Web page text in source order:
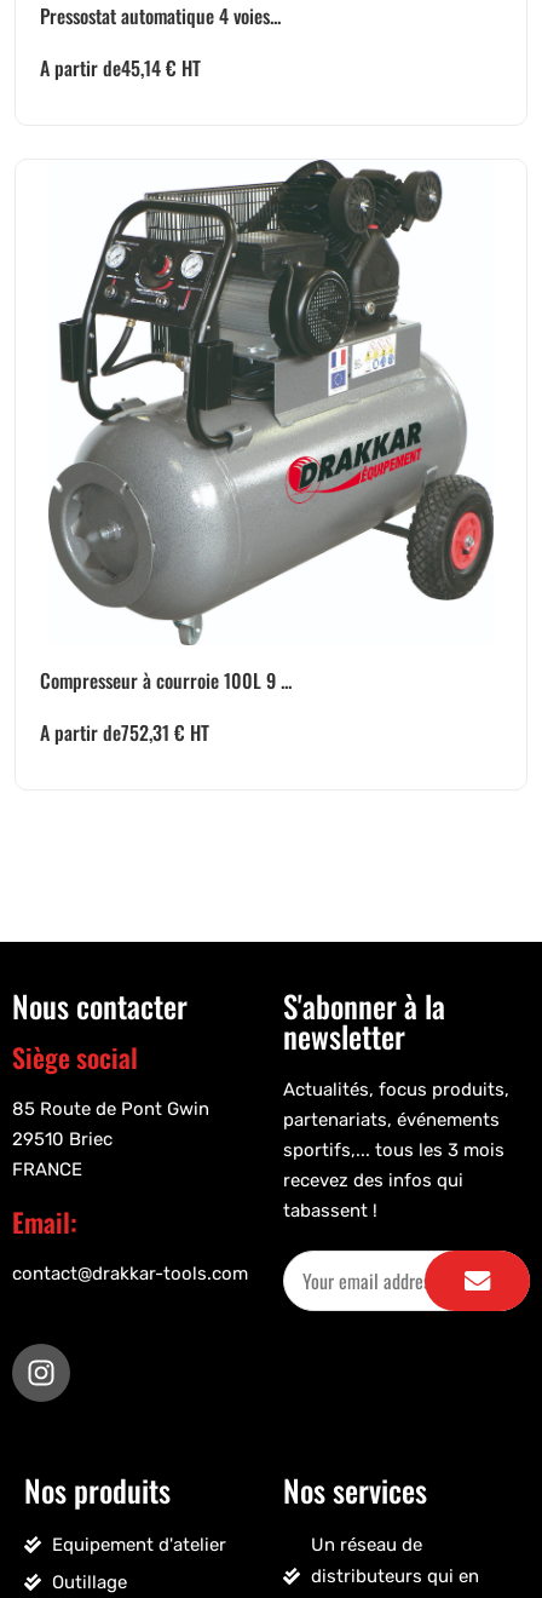
Pressostat automatique 4 voies...
A partir de45,14€ HT
Compresseur à courroie 100L 9 ...
A partir de752,31 € HT
Nous contacter
Siège social
85 Route de Pont Gwin
29510 Briec
FRANCE
Email:
contact@drakkar-tools.com
S'abonner à la
newsletter
Actualités, focus produits,
partenariats, événements
sportifs,... tous les 3 mois
recevez des infos qui
tabassent !
Nos produits
Equipement d'atelier
Outillage
Nos services
Un réseau de
distributeurs qui en